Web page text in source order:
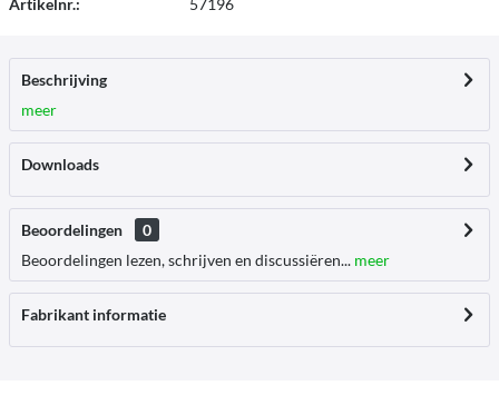
Artikelnr.: 57196
Beschrijving
meer
Downloads
Beoordelingen
0
Beoordelingen lezen, schrijven en discussiëren... meer
Fabrikant informatie